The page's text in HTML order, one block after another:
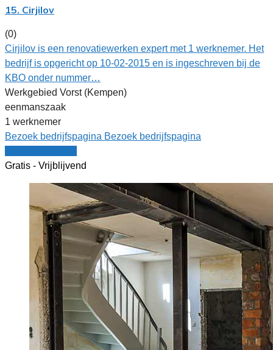
15. Cirjilov
(0)
Cirjilov is een renovatiewerken expert met 1 werknemer. Het
bedrijf is opgericht op 10-02-2015 en is ingeschreven bij de
KBO onder nummer…
Werkgebied Vorst (Kempen)
eenmanszaak
1 werknemer
Bezoek bedrijfspagina Bezoek bedrijfspagina
Gratis - Vrijblijvend